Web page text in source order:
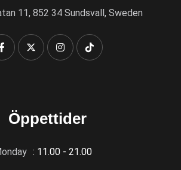
11, 852 34 Sundsvall, Sweden
Öppettider
: 11.00 - 21.00